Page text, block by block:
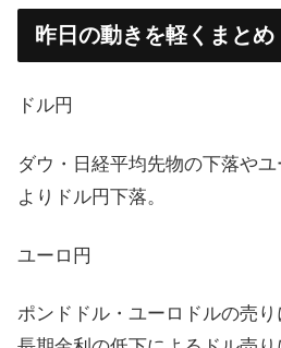
昨日の動きを軽くまとめ
ドル円
ダウ・日経平均先物の下落や
よりドル円下落。
ユーロ円
ポンドドル・ユーロドルの売